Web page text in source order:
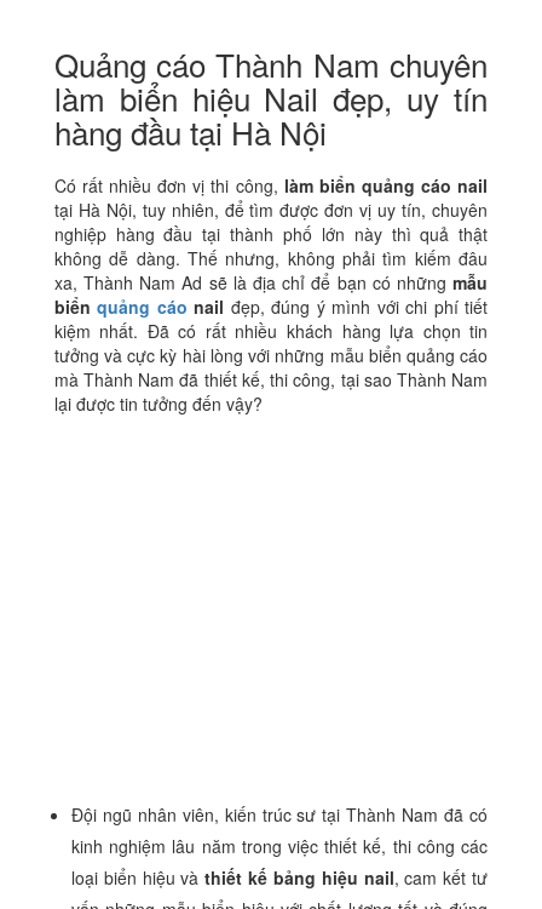
Quảng cáo Thành Nam chuyên
làm biển hiệu Nail đẹp, uy tín
hàng đầu tại Hà Nội
Có rất nhiều đơn vị thi công, làm biển quảng cáo nail
tại Hà Nội, tuy nhiên, để tìm được đơn vị uy tín, chuyên
nghiệp hàng đầu tại thành phố lớn này thì quả thật
không dễ dàng. Thế nhưng, không phải tìm kiếm đâu
xa, Thành Nam Ad sẽ là địa chỉ để bạn có nhữngmẫu
biểnquảng cáo nail đẹp, đúng ý mình với chi phí tiết
kiệm nhất. Đã có rất nhiều khách hàng lựa chọn tin
tưởng và cực kỳ hài lòng với những mẫu biển quảng cáo
mà Thành Nam đã thiết kế, thi công, tại sao Thành Nam
lại được tin tưởng đến vậy?
Đội ngũ nhân viên, kiến trúc sư tại Thành Nam đã có
kinh nghiệm lâu năm trong việc thiết kế, thi công các
loại biển hiệu vàthiết kế bảng hiệu nail, cam kết tư